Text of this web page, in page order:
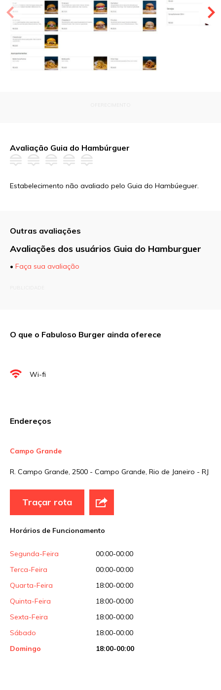
Avaliação Guia do Hambúrguer
Estabelecimento não avaliado pelo Guia do Hambúeguer.
Outras avaliações
Avaliações dos usuários Guia do Hamburguer
• Faça sua avaliação
Nome
Sua avaliação
O que o Fabuloso Burger ainda oferece
Wi-fi
Endereços
Campo Grande
R. Campo Grande, 2500 - Campo Grande, Rio de Janeiro - RJ
Traçar rota
Horários de Funcionamento
Segunda-Feira
00:00-00:00
Terca-Feira
00:00-00:00
Quarta-Feira
18:00-00:00
Quinta-Feira
18:00-00:00
Sexta-Feira
18:00-00:00
Sábado
18:00-00:00
Domingo
18:00-00:00